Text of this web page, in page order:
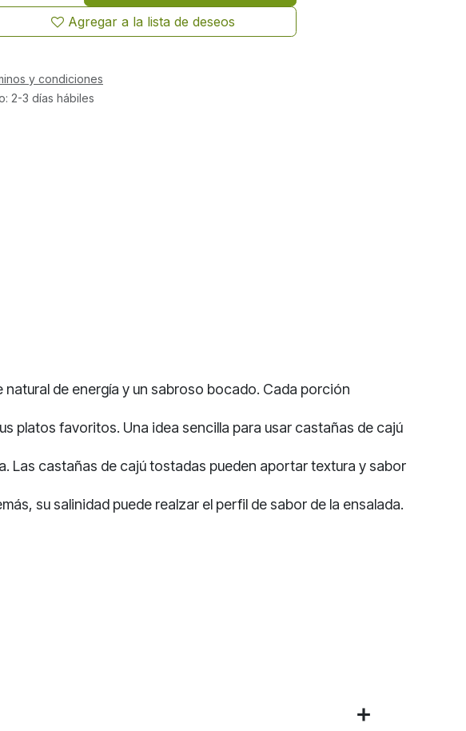
Agregar a la lista de deseos
y condiciones
2-3 días hábiles
de energía y un sabroso bocado. Cada porción
platos favoritos. Una idea sencilla para usar castañas de cajú
Las castañas de cajú tostadas pueden aportar textura y sabor
su salinidad puede realzar el perfil de sabor de la ensalada.